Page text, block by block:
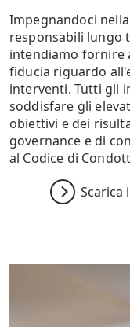
Impegnandoci
responsabili lungo
intendiamo fornire
fiducia riguardo
interventi. Tutti gli
soddisfare gli
obiettivi e dei
governance e di
al Codice di
Scarica